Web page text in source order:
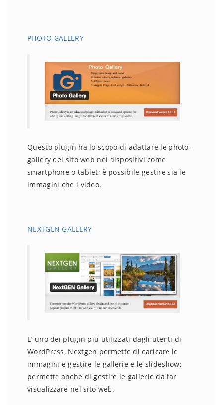
PHOTO GALLERY
Questo plugin ha lo scopo di adattare le photo-
gallery del sito web nei dispositivi come
smartphone o tablet; è possibile gestire sia le
immagini che i video.
NEXTGEN GALLERY
E’ uno dei plugin più utilizzati dagli utenti di
WordPress, Nextgen permette di caricare le
immagini e gestire le gallerie e le slideshow;
permette anche di gestire le gallerie da far
visualizzare nel sito web.